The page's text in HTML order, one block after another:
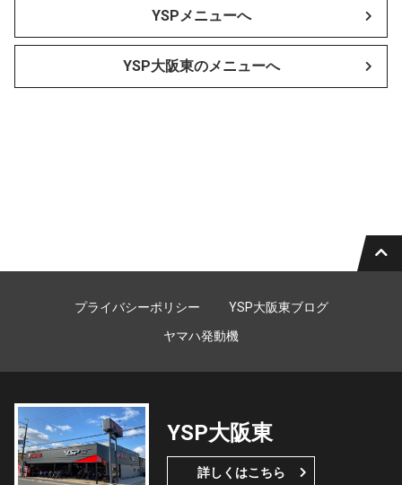
YSPメニューへ
YSP大阪東のメニューへ
プライバシーポリシー
YSP大阪東ブログ
ヤマハ発動機
YSP大阪東
詳しくはこちら